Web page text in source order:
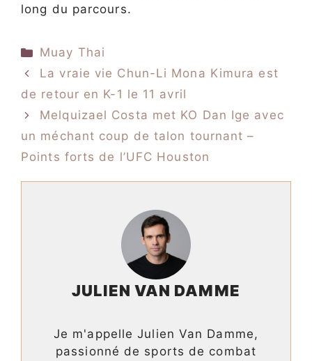
long du parcours.
Catégories
Muay Thai
La vraie vie Chun-Li Mona Kimura est
de retour en K-1 le 11 avril
Melquizael Costa met KO Dan Ige avec
un méchant coup de talon tournant –
Points forts de l’UFC Houston
JULIEN VAN DAMME
Je m'appelle Julien Van Damme,
passionné de sports de combat